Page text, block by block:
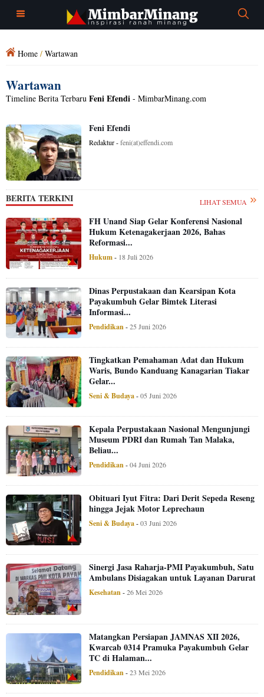
Home / Wartawan
Wartawan
Timeline Berita Terbaru Feni Efendi - MimbarMinang.com
Feni Efendi
Redaktur -feni(at)effendi.com
BERITA TERKINI LIHAT SEMUA
FH Unand Siap Gelar Konferensi Nasional
Hukum Ketenagakerjaan 2026, Bahas
Reformasi...
Hukum- 18 Juli 2026
Dinas Perpustakaan dan Kearsipan Kota
Payakumbuh Gelar Bimtek Literasi
Informasi...
Pendidikan-25 Juni 2026
Tingkatkan Pemahaman Adat dan Hukum
Waris, Bundo Kanduang Kanagarian Tiakar
Gelar...
Seni & Budaya-05 Juni 2026
Kepala Perpustakaan Nasional Mengunjungi
Museum PDRI dan Rumah Tan Malaka,
Beliau...
Pendidikan-04 Juni 2026
Obituari Iyut Fitra: Dari Derit Sepeda Reseng
hingga Jejak Motor Leprechaun
Seni & Budaya-03 Juni 2026
Sinergi Jasa Raharja-PMI Payakumbuh, Satu
Ambulans Disiagakan untuk Layanan Darurat
Kesehatan-26 Mei 2026
Matangkan Persiapan JAMNAS XII 2026,
Kwarcab 0314 Pramuka Payakumbuh Gelar
TC di Halaman...
Pendidikan-23 Mei 2026